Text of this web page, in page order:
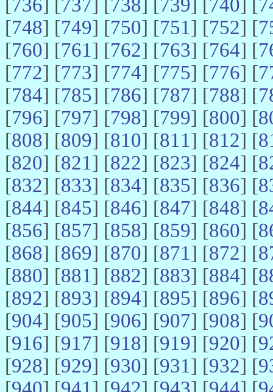
[736] [737] [738] [739] [740] [
[748] [749] [750] [751] [752] [
[760] [761] [762] [763] [764] [
[772] [773] [774] [775] [776] [
[784] [785] [786] [787] [788] [
[796] [797] [798] [799] [800] [
[808] [809] [810] [811] [812] [
[820] [821] [822] [823] [824] [
[832] [833] [834] [835] [836] [
[844] [845] [846] [847] [848] [
[856] [857] [858] [859] [860] [
[868] [869] [870] [871] [872] [
[880] [881] [882] [883] [884] [
[892] [893] [894] [895] [896] [
[904] [905] [906] [907] [908] [
[916] [917] [918] [919] [920] [
[928] [929] [930] [931] [932] [